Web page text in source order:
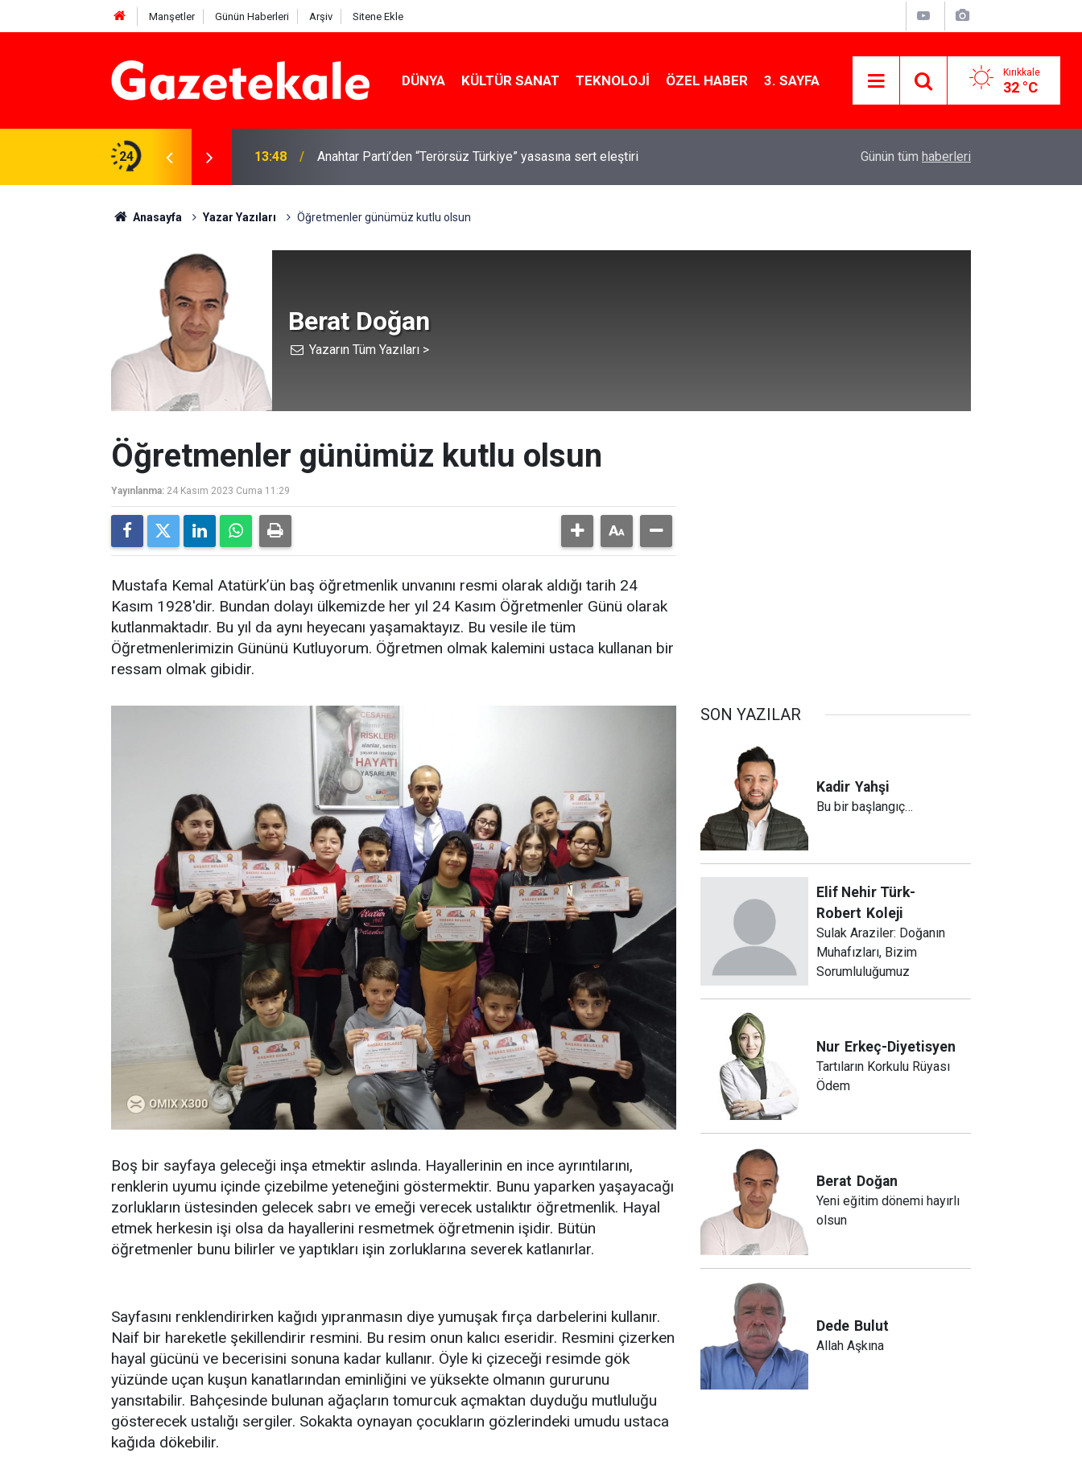
Manşetler Günün Haberleri Arşiv Sitene Ekle
DÜNYA KÜLTÜR SANAT TEKNOLOJI ÖZEL HABER 3. SAYFA Kırıkkale
32 °C
24
Beyaz Listeden aday 13:48 Anahtar Parti’den “Terörsüz Türkiye” yasasına sert eleştiri Kırıkkale’de hayvan hastalıklarına karşı
Günün tüm haberleri
Anasayfa Yazar Yazıları Öğretmenler günümüz kutlu olsun
Berat Doğan
Yazarın Tüm Yazıları >
Öğretmenler günümüz kutlu olsun
Yayınlanma: 24 Kasım 2023 Cuma 11:29
Mustafa Kemal Atatürk’ün baş öğretmenlik unvanını resmi olarak aldığı tarih 24
Kasım 1928'dir. Bundan dolayı ülkemizde her yıl 24 Kasım Öğretmenler Günü olarak
kutlanmaktadır. Bu yıl da aynı heyecanı yaşamaktayız. Bu vesile ile tüm
Öğretmenlerimizin Gününü Kutluyorum. Öğretmen olmak kalemini ustaca kullanan bir
ressam olmak gibidir.
Boş bir sayfaya geleceği inşa etmektir aslında. Hayallerinin en ince ayrıntılarını,
renklerin uyumu içinde çizebilme yeteneğini göstermektir. Bunu yaparken yaşayacağı
zorlukların üstesinden gelecek sabrı ve emeği verecek ustalıktır öğretmenlik. Hayal
etmek herkesin işi olsa da hayallerini resmetmek öğretmenin işidir. Bütün
öğretmenler bunu bilirler ve yaptıkları işin zorluklarına severek katlanırlar.
Sayfasını renklendirirken kağıdı yıpranmasın diye yumuşak fırça darbelerini kullanır.
Naif bir hareketle şekillendirir resmini. Bu resim onun kalıcı eseridir. Resmini çizerken
hayal gücünü ve becerisini sonuna kadar kullanır. Öyle ki çizeceği resimde gök
yüzünde uçan kuşun kanatlarından eminliğini ve yüksekte olmanın gururunu
yansıtabilir. Bahçesinde bulunan ağaçların tomurcuk açmaktan duyduğu mutluluğu
gösterecek ustalığı sergiler. Sokakta oynayan çocukların gözlerindeki umudu ustaca
kağıda dökebilir.
SON YAZILAR
Kadir Yahşi
Bu bir başlangıç…
Elif Nehir Türk-
Robert Koleji
Sulak Araziler: Doğanın
Muhafızları, Bizim
Sorumluluğumuz
Nur Erkeç-Diyetisyen
Tartıların Korkulu Rüyası
Ödem
Berat Doğan
Yeni eğitim dönemi hayırlı
olsun
Dede Bulut
Allah Aşkına